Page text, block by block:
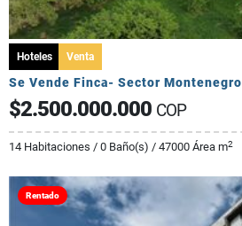
Hoteles Venta
Se Vende Finca- Sector Montenegro
$2.500.000.000 COP
14 Habitaciones / 0 Baño(s) / 47000 Área m2
Rentado